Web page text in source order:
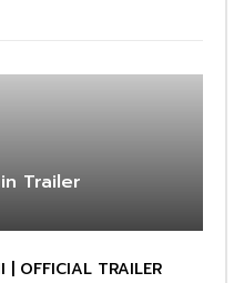
Trailer
| OFFICIAL TRAILER